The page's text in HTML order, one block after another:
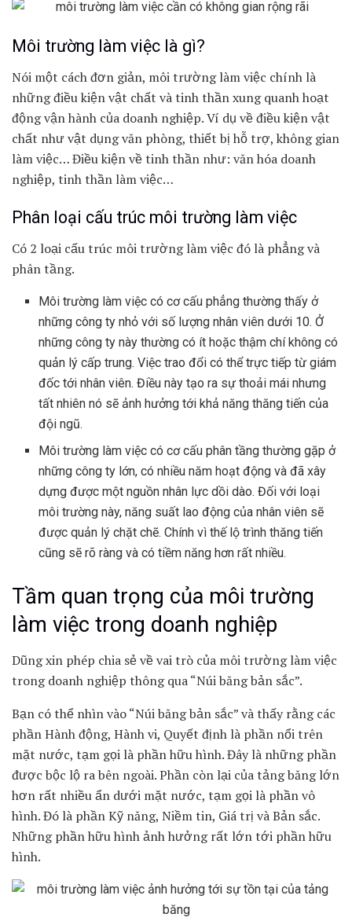
Môi trường làm việc là gì?
Nói một cách đơn giản, môi trường làm việc chính là
những điều kiện vật chất và tinh thần xung quanh hoạt
động vận hành của doanh nghiệp. Ví dụ về điều kiện vật
chất như vật dụng văn phòng, thiết bị hỗ trợ, không gian
làm việc… Điều kiện về tinh thần như: văn hóa doanh
nghiệp, tinh thần làm việc…
Phân loại cấu trúc môi trường làm việc
Có 2 loại cấu trúc môi trường làm việc đó là phẳng và
phân tầng.
Môi trường làm việc có cơ cấu phẳng thường thấy ở
những công ty nhỏ với số lượng nhân viên dưới 10. Ở
những công ty này thường có ít hoặc thậm chí không có
quản lý cấp trung. Việc trao đổi có thể trực tiếp từ giám
đốc tới nhân viên. Điều này tạo ra sự thoải mái nhưng
tất nhiên nó sẽ ảnh hưởng tới khả năng thăng tiến của
đội ngũ.
Môi trường làm việc có cơ cấu phân tầng thường gặp ở
những công ty lớn, có nhiều năm hoạt động và đã xây
dựng được một nguồn nhân lực dồi dào. Đối với loại
môi trường này, năng suất lao động của nhân viên sẽ
được quản lý chặt chẽ. Chính vì thế lộ trình thăng tiến
cũng sẽ rõ ràng và có tiềm năng hơn rất nhiều.
Tầm quan trọng của môi trường
làm việc trong doanh nghiệp
Dũng xin phép chia sẻ về vai trò của môi trường làm việc
trong doanh nghiệp thông qua “Núi băng bản sắc”.
Bạn có thể nhìn vào “Núi băng bản sắc” và thấy rằng các
phần Hành động, Hành vi, Quyết định là phần nổi trên
mặt nước, tạm gọi là phần hữu hình. Đây là những phần
được bộc lộ ra bên ngoài. Phần còn lại của tảng băng lớn
hơn rất nhiều ẩn dưới mặt nước, tạm gọi là phần vô
hình. Đó là phần Kỹ năng, Niềm tin, Giá trị và Bản sắc.
Những phần hữu hình ảnh hưởng rất lớn tới phần hữu
hình.